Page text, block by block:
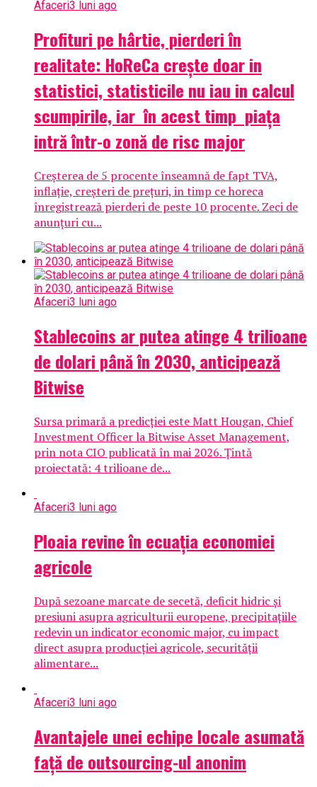
Afaceri3 luni ago
Profituri pe hârtie, pierderi în
realitate: HoReCa crește doar in
statistici, statisticile nu iau in calcul
scumpirile, iar în acest timp piața
intră într-o zonă de risc major
Creșterea de 5 procente înseamnă de fapt TVA,
inflație, creșteri de prețuri, in timp ce horeca
înregistrează pierderi de peste 10 procente. Zeci de
anunțuri cu...
Afaceri3 luni ago
Stablecoins ar putea atinge 4 trilioane
de dolari până în 2030, anticipează
Bitwise
Sursa primară a predicției este Matt Hougan, Chief
Investment Officer la Bitwise Asset Management,
prin nota CIO publicată în mai 2026. Țintă
proiectată: 4 trilioane de...
Afaceri3 luni ago
Ploaia revine în ecuația economiei
agricole
După sezoane marcate de secetă, deficit hidric și
presiuni asupra agriculturii europene, precipitațiile
redevin un indicator economic major, cu impact
direct asupra producției agricole, securității
alimentare...
Afaceri3 luni ago
Avantajele unei echipe locale asumată
față de outsourcing-ul anonim